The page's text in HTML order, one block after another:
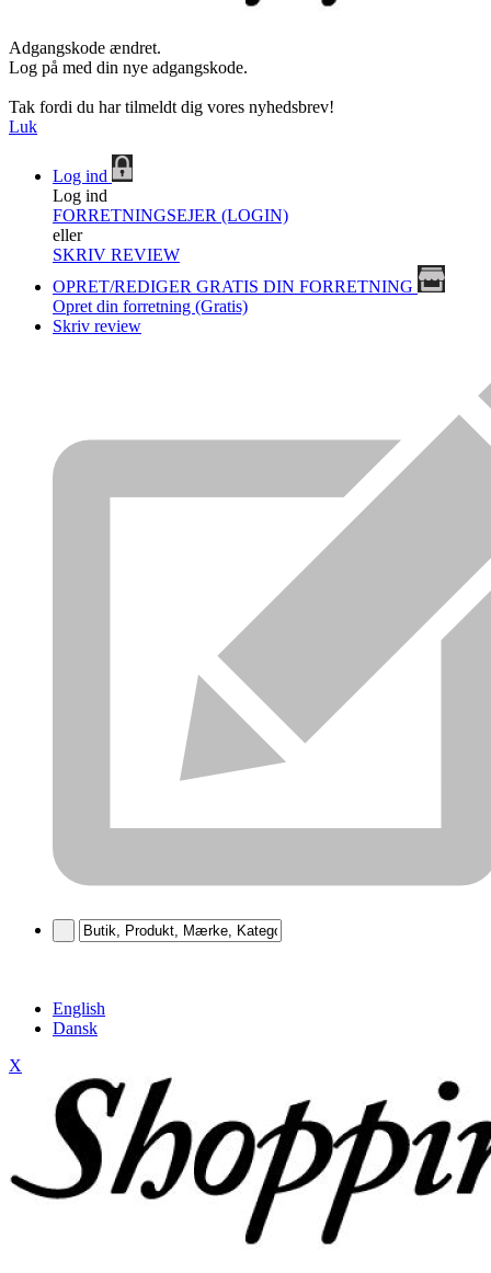
Adgangskode ændret.
Log på med din nye adgangskode.
Tak fordi du har tilmeldt dig vores nyhedsbrev!
Luk
Log ind
Log ind
FORRETNINGSEJER (LOGIN)
eller
SKRIV REVIEW
OPRET/REDIGER GRATIS DIN FORRETNING
Opret din forretning (Gratis)
Skriv review
English
Dansk
X